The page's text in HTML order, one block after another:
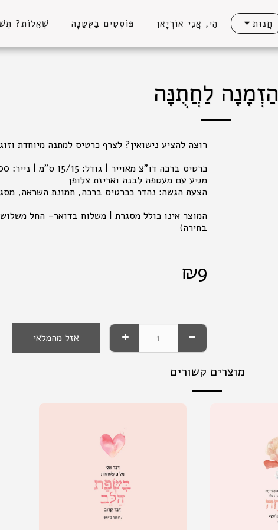
חֲנוּת הֵי, אֲנִי אוֹרְיָאן פּוֹסְטִים בַּקְּטַנָּה שְׁאֵלוֹת?
הַזְמָנָה לַחֲתֻנָּה
המוצר אינו כולל מסגרת | משלוח בדואר- החל
בחירה)
₪9
אזל מהמלאי
מוצרים קשורים